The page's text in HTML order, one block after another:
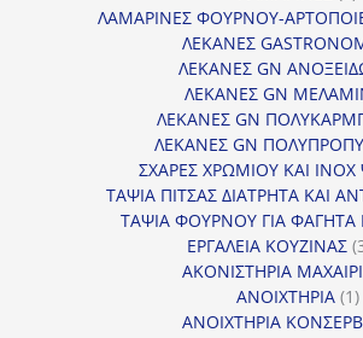
ΛΑΜΑΡΙΝΕΣ ΦΟΥΡΝΟΥ-
ΛΕΚΑΝΕΣ
ΛΕΚΑΝΕΣ GN
ΛΕΚΑΝΕΣ GN
ΛΕΚΑΝΕΣ GN
ΛΕΚΑΝΕΣ GN
ΣΧΑΡΕΣ ΧΡΩΜΙΟΥ ΚΑΙ INOX
ΤΑΨΙΑ ΠΙΤΣΑΣ ΔΙΑΤΡΗΤΑ ΚΑΙ
ΤΑΨΙΑ ΦΟΥΡΝΟΥ ΓΙΑ ΦΑΓΗΤΑ
ΕΡΓΑΛΕΙΑ ΚΟΥΖΙΝΑΣ
ΑΚΟΝΙΣΤΗΡΙΑ
ΑΝΟΙΧΤΗΡΙΑ 11
ΑΝΟΙΧΤΗΡΙΑ